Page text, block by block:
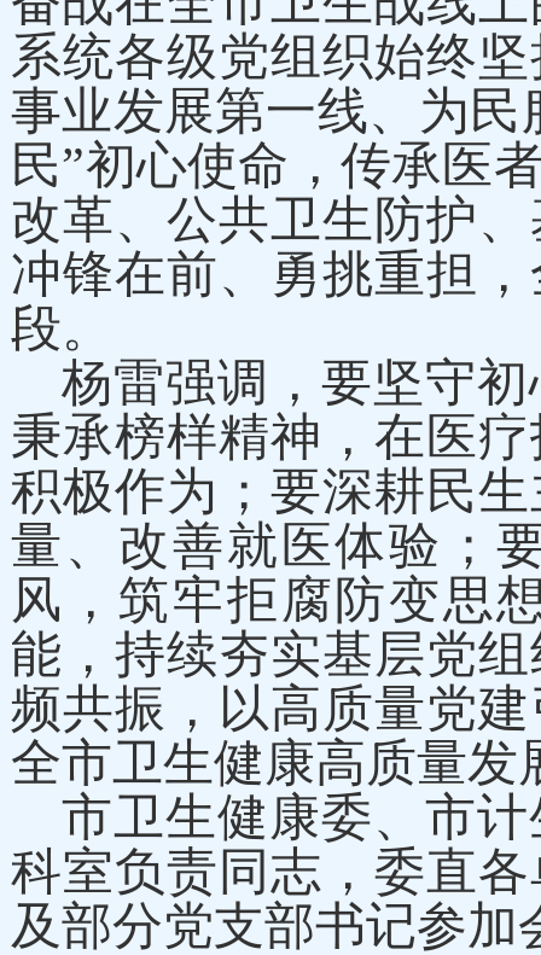
系统各级党组织始终
事业发展第一线、为
民”初心使命，传承医
改革、公共卫生防护
冲锋在前、勇挑重担
段。
杨雷强调，要坚守
秉承榜样精神，在医
积极作为；要深耕民
量、改善就医体验；
风，筑牢拒腐防变思
能，持续夯实基层党
频共振，以高质量党
全市卫生健康高质量发
市卫生健康委、市
科室负责同志，委直
及部分党支部书记参加